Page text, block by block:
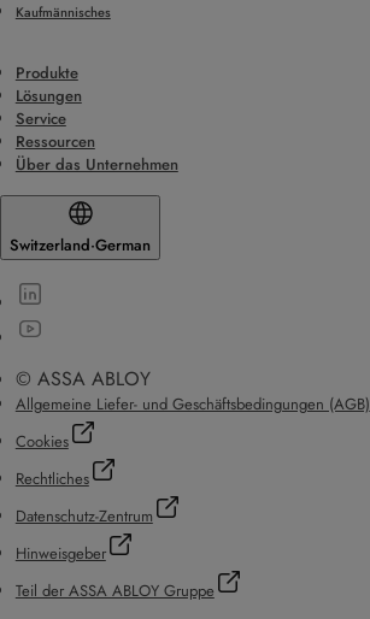
Kaufmännisches
Produkte
Lösungen
Service
Ressourcen
Über das Unternehmen
Switzerland·German
© ASSA ABLOY
Allgemeine Liefer- und Geschäftsbedingungen (AGB)
Cookies
Rechtliches
Datenschutz-Zentrum
Hinweisgeber
Teil der ASSA ABLOY Gruppe